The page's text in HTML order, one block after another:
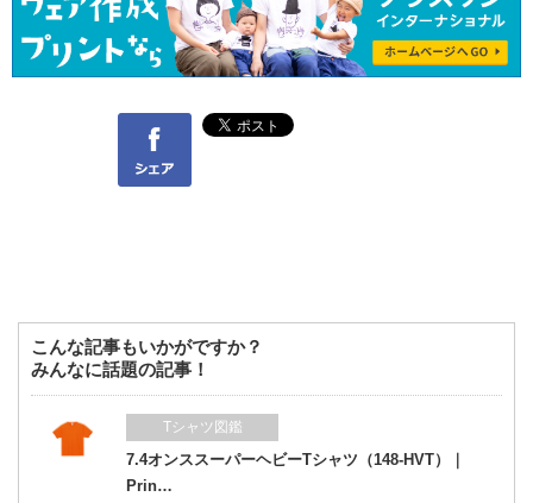
Facebook
こんな記事もいかがですか？
みんなに話題の記事！
Tシャツ図鑑
7.4オンススーパーヘビーTシャツ（148-HVT）｜
Prin…